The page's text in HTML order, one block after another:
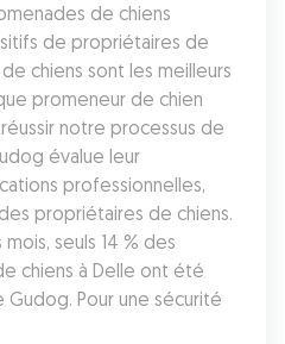
de chiens
de propriétaires de
chiens sont les meilleurs
promeneur de chien
notre processus de
évalue leur
professionnelles,
propriétaires de chiens.
seuls 14 % des
chiens à Delle ont été
Pour une sécurité